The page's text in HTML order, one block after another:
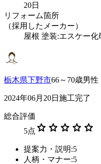
20日
リフォーム箇所
（採用したメーカー）
屋根 塗装:エスケー
栃木県下野市66～70歳男性
2024年06月20日施工完了
総合評価
5点 star star star star star
提案力・説明:5
人柄・マナー:5